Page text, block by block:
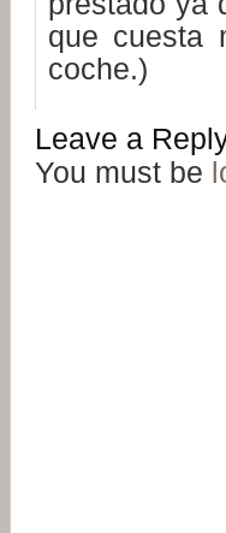
que cuesta
coche.)
Leave a
You must be